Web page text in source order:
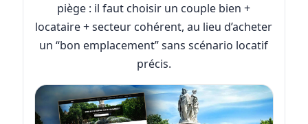
piège : il faut choisir un couple bien +
locataire + secteur cohérent, au lieu d’acheter
un “bon emplacement” sans scénario locatif
précis.